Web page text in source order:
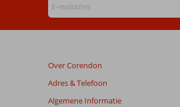
Beoordelingen
die
ouder
48
worden
niet
Over Corendon
Adres & Telefoon
Algemene Informatie